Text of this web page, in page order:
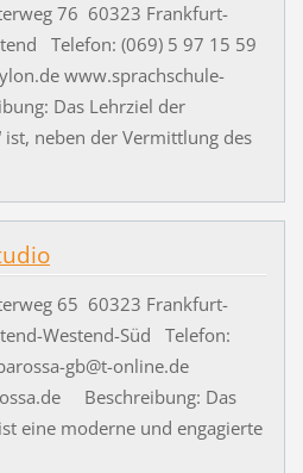
76 60323 Frankfurt-
Telefon: (069) 5 97 15 59
www.sprachschule-
Das Lehrziel der
ist, neben der Vermittlung des
65 60323 Frankfurt-
Westend-Süd Telefon:
gb@t-online.de
Beschreibung: Das
eine moderne und engagierte